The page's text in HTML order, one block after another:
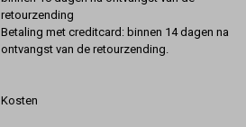
retourzending
Betaling met creditcard: binnen 14 dagen na
ontvangst van de retourzending.
Kosten